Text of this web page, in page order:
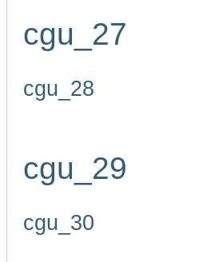
cgu_27
cgu_28
cgu_29
cgu_30